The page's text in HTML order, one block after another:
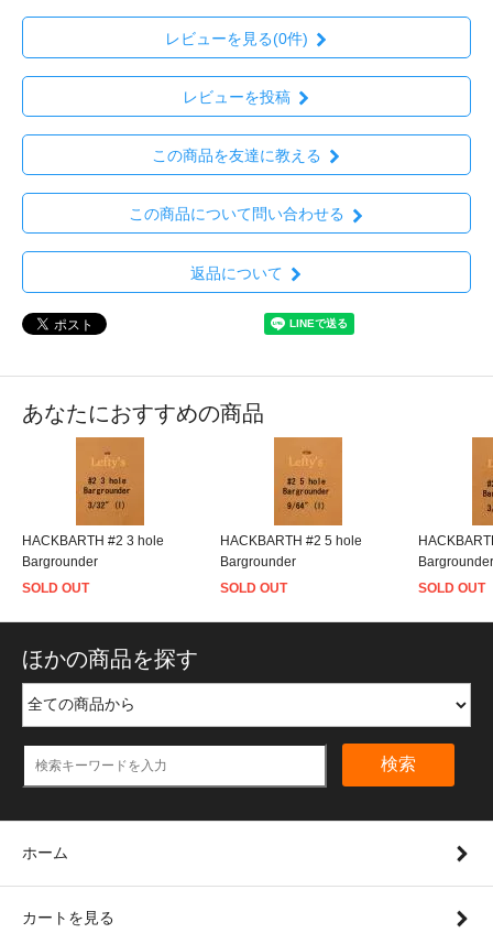
レビューを見る(0件)
レビューを投稿
この商品を友達に教える
この商品について問い合わせる
返品について
あなたにおすすめの商品
HACKBARTH #2 3 hole
Bargrounder
SOLD OUT
HACKBARTH #2 5 hole
Bargrounder
SOLD OUT
Bargrounder
SOLD OUT
ほかの商品を探す
検索
ホーム
カートを見る